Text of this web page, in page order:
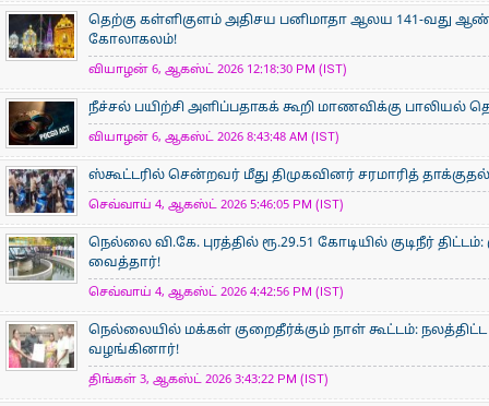
தெற்கு கள்ளிகுளம் அதிசய பனிமாதா ஆலய 141-வது
கோலாகலம்!
வியாழன் 6, ஆகஸ்ட் 2026 12:18:30 PM (IST)
நீச்சல் பயிற்சி அளிப்பதாகக் கூறி மாணவிக்கு
வியாழன் 6, ஆகஸ்ட் 2026 8:43:48 AM (IST)
ஸ்கூட்டரில் சென்றவர் மீது திமுகவினர் சரமாரித்
செவ்வாய் 4, ஆகஸ்ட் 2026 5:46:05 PM (IST)
நெல்லை வி.கே. புரத்தில் ரூ.29.51 கோடியில் குடிநீர்
வைத்தார்!
செவ்வாய் 4, ஆகஸ்ட் 2026 4:42:56 PM (IST)
நெல்லையில் மக்கள் குறைதீர்க்கும் நாள் கூட்டம்:
வழங்கினார்!
திங்கள் 3, ஆகஸ்ட் 2026 3:43:22 PM (IST)